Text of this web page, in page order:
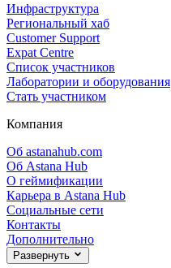
Инфраструктура
Региональный хаб
Customer Support
Expat Centre
Список участников
Лаборатории и оборудования
Стать участником
Компания
Об astanahub.com
Об Astana Hub
О геймификации
Карьера в Astana Hub
Социальные сети
Контакты
Дополнительно
Развернуть